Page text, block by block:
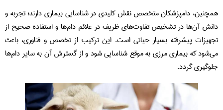
همچنین، دامپزشکان متخصص نقش کلیدی در شناسایی بیماری دارند؛ تجربه و
دانش آن‌ها در تشخیص تفاوت‌های ظریف در علائم دام‌ها و استفاده صحیح از
تجهیزات پیشرفته بسیار حیاتی است. این ترکیب از تخصص و فناوری، باعث
می‌شود که بیماری مرزی به موقع شناسایی شود و از گسترش آن به سایر دام‌ها
جلوگیری گردد.